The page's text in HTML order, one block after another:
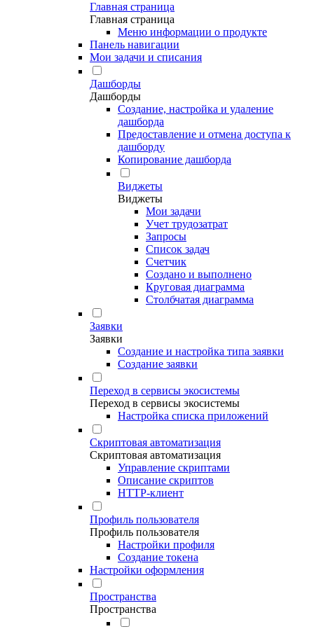
Главная страница
Главная страница
Меню информации о продукте
Панель навигации
Мои задачи и списания
Дашборды
Дашборды
Создание, настройка и удаление
дашборда
Предоставление и отмена доступа к
дашборду
Копирование дашборда
Виджеты
Виджеты
Мои задачи
Учет трудозатрат
Запросы
Список задач
Счетчик
Создано и выполнено
Круговая диаграмма
Столбчатая диаграмма
Заявки
Заявки
Создание и настройка типа заявки
Создание заявки
Переход в сервисы экосистемы
Переход в сервисы экосистемы
Настройка списка приложений
Скриптовая автоматизация
Скриптовая автоматизация
Управление скриптами
Описание скриптов
HTTP-клиент
Профиль пользователя
Профиль пользователя
Настройки профиля
Создание токена
Настройки оформления
Пространства
Пространства